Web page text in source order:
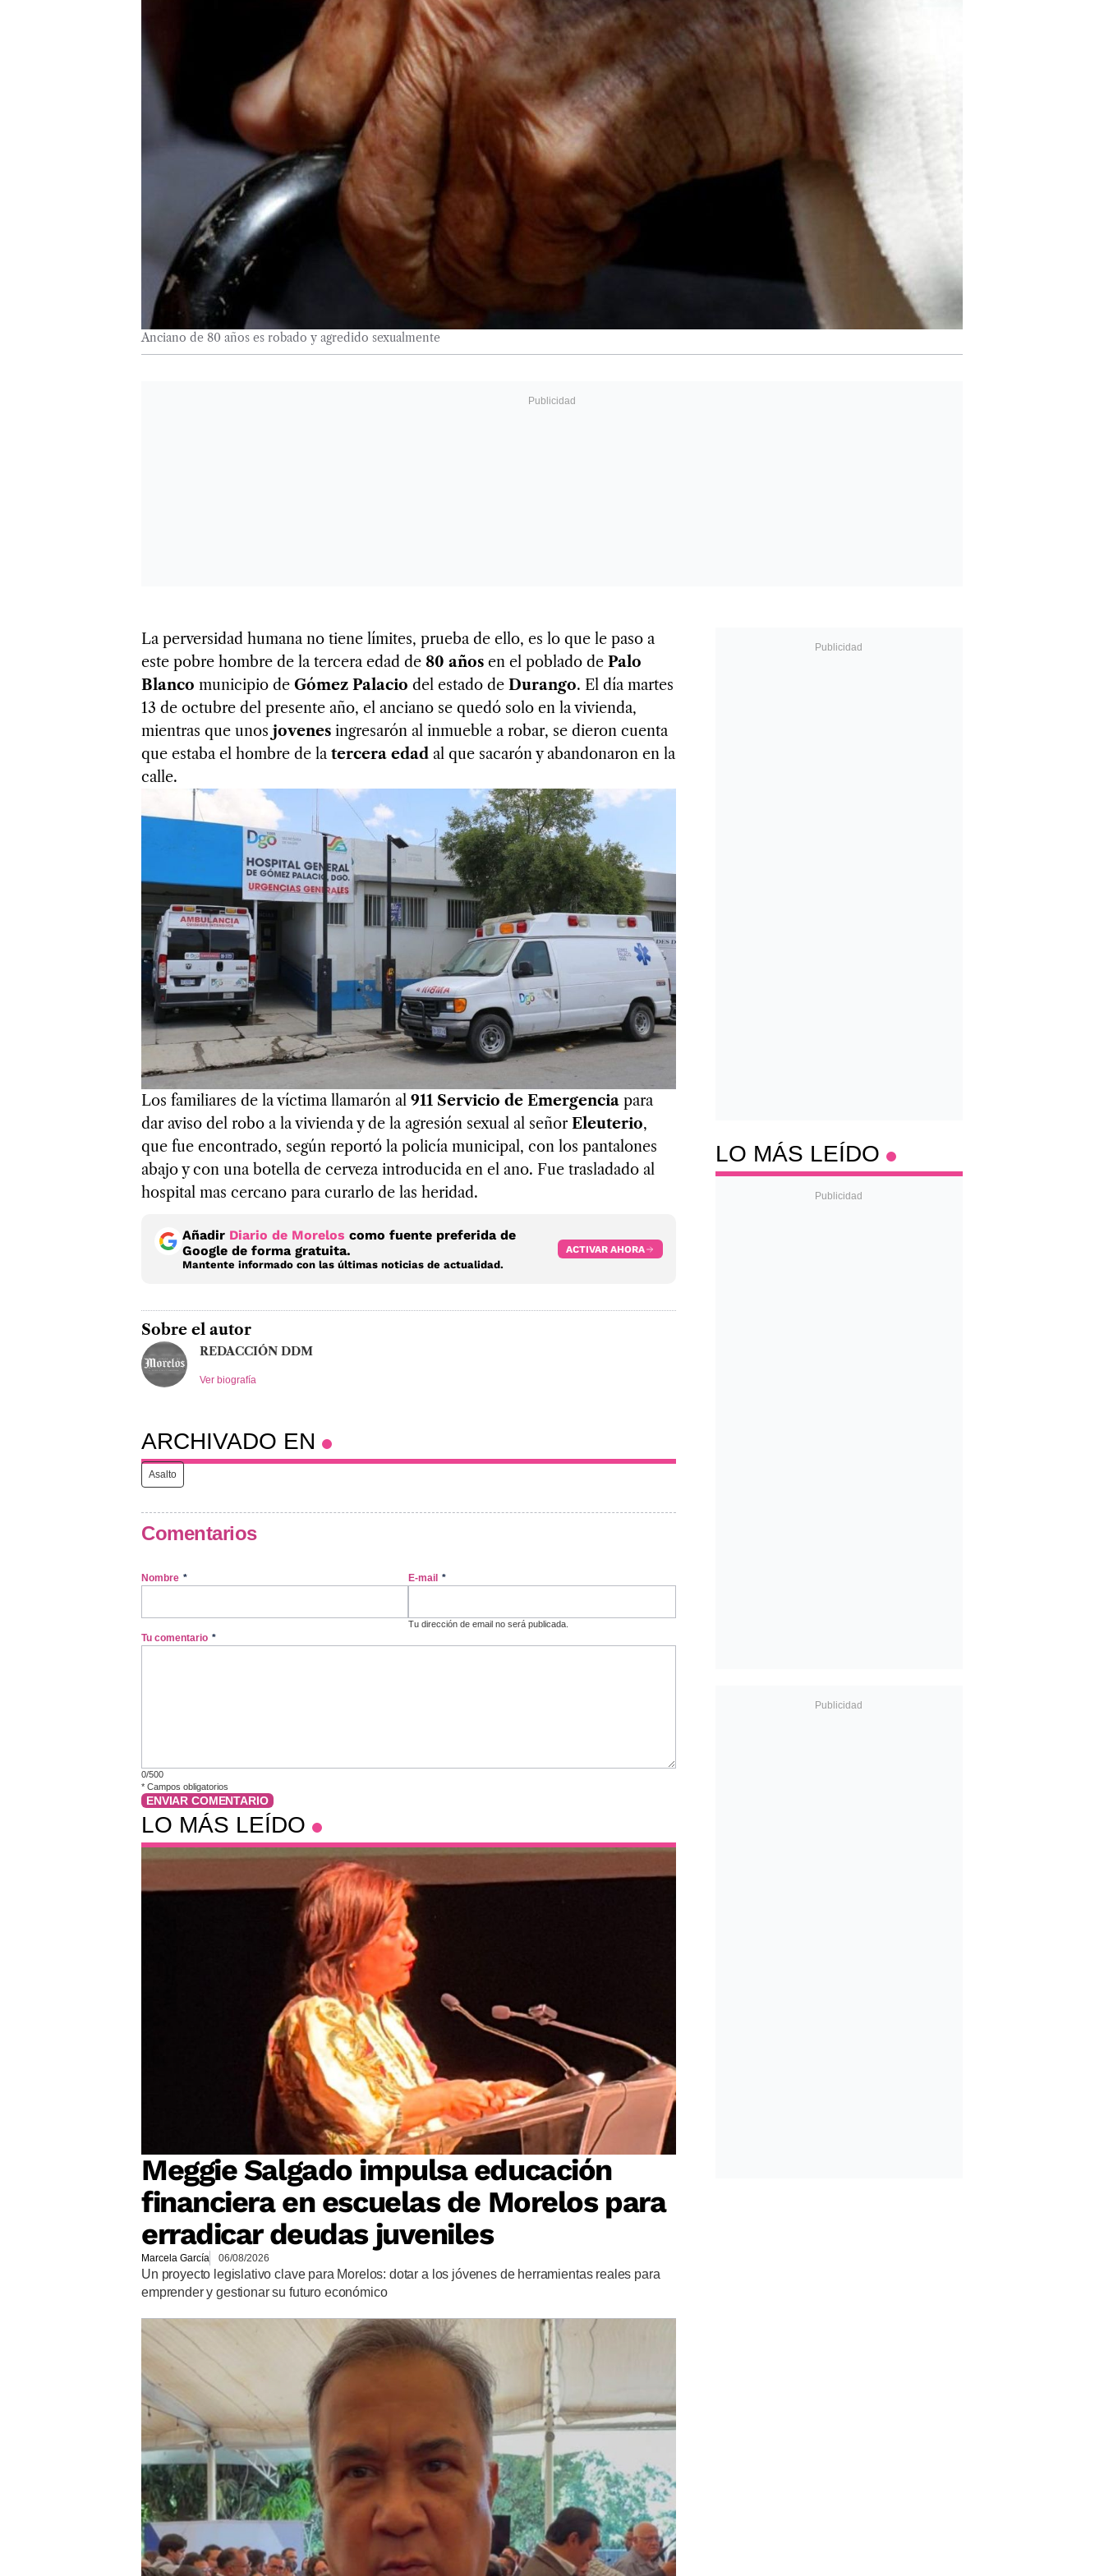
Anciano de 80 años es robado y agredido sexualmente
La perversidad humana no tiene límites, prueba de ello, es lo que le paso a
este pobre hombre de la tercera edad de 80 años en el poblado de Palo
Blanco municipio de Gómez Palacio del estado de Durango. El día martes
13 de octubre del presente año, el anciano se quedó solo en la vivienda,
mientras que unos jovenes ingresarón al inmueble a robar, se dieron cuenta
que estaba el hombre de la tercera edad al que sacarón y abandonaron en la
calle.
Los familiares de la víctima llamarón al 911 Servicio de Emergencia para
dar aviso del robo a la vivienda y de la agresión sexual al señor Eleuterio,
que fue encontrado, según reportó la policía municipal, con los pantalones
abajo y con una botella de cerveza introducida en el ano. Fue trasladado al
hospital mas cercano para curarlo de las heridad.
Añadir Diario de Morelos como fuente preferida de
Google de forma gratuita.
Mantente informado con las últimas noticias de actualidad.
ACTIVAR AHORA
Sobre el autor
REDACCIÓN DDM
Ver biografía
ARCHIVADO EN
Asalto
Comentarios
Nombre * E-mail *
Tu dirección de email no será publicada.
Tu comentario *
0/500
* Campos obligatorios
ENVIAR COMENTARIO
LO MÁS LEÍDO
Meggie Salgado impulsa educación
financiera en escuelas de Morelos para
erradicar deudas juveniles
Marcela García 06/08/2026
Un proyecto legislativo clave para Morelos: dotar a los jóvenes de herramientas reales para
emprender y gestionar su futuro económico
LO MÁS LEÍDO